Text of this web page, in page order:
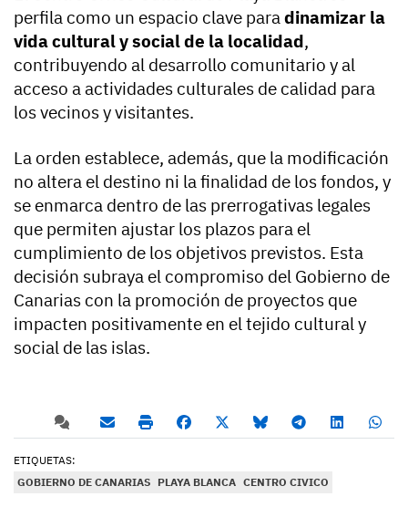
perfila como un espacio clave para dinamizar la
vida cultural y social de la localidad,
contribuyendo al desarrollo comunitario y al
acceso a actividades culturales de calidad para
los vecinos y visitantes.
La orden establece, además, que la modificación
no altera el destino ni la finalidad de los fondos, y
se enmarca dentro de las prerrogativas legales
que permiten ajustar los plazos para el
cumplimiento de los objetivos previstos. Esta
decisión subraya el compromiso del Gobierno de
Canarias con la promoción de proyectos que
impacten positivamente en el tejido cultural y
social de las islas.
ETIQUETAS:
GOBIERNO DE CANARIAS PLAYA BLANCA CENTRO CIVICO